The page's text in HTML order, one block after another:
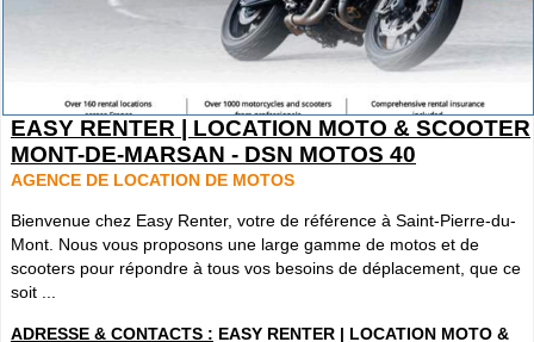
EASY RENTER | LOCATION MOTO & SCOOTER
MONT-DE-MARSAN - DSN MOTOS 40
AGENCE DE LOCATION DE MOTOS
Bienvenue chez Easy Renter, votre de référence à Saint-Pierre-du-
Mont. Nous vous proposons une large gamme de motos et de
scooters pour répondre à tous vos besoins de déplacement, que ce
soit ...
ADRESSE & CONTACTS : EASY RENTER | LOCATION MOTO &